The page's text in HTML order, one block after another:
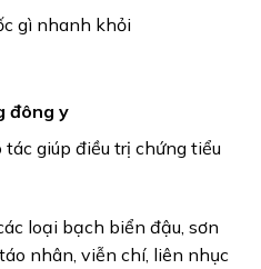
đông y
giúp điều trị chứng tiểu
loại bạch biển đậu, sơn
nhân, viễn chí, liên nhục